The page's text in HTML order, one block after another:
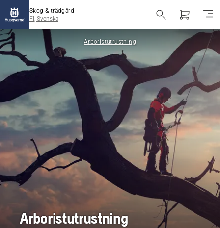
Skog & trädgård
FI, Svenska
Arboristutrustning
Arboristutrustning